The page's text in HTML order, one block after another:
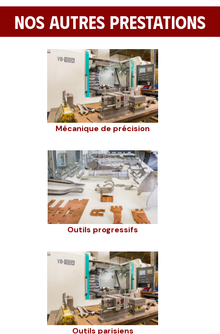
NOS AUTRES PRESTATIONS
Mécanique de précision
Outils progressifs
Outils parisiens